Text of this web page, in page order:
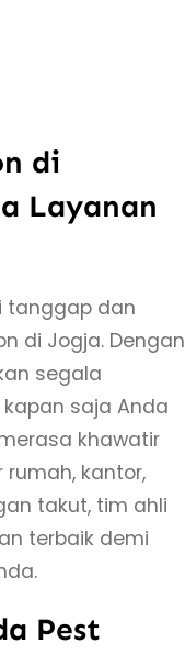
di
Layanan
tanggap dan
di Jogja. Dengan
segala
saja Anda
khawatir
kantor,
takut, tim ahli
terbaik demi
Pest